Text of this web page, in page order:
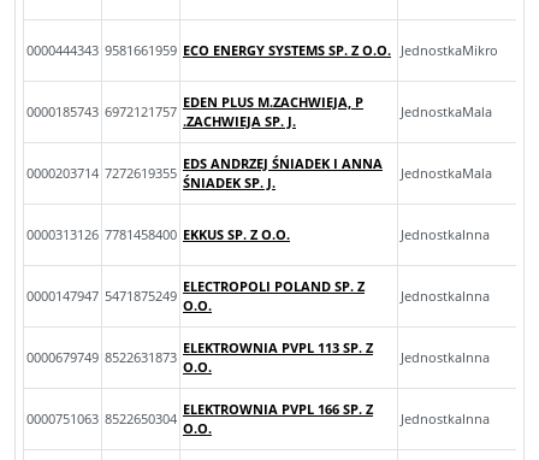
0000444343 9581661959 ECO ENERGY SYSTEMS SP. Z O.O. JednostkaMikro
0000185743 6972121757
EDEN PLUS M.ZACHWIEJA, P
.ZACHWIEJA SP. J.
JednostkaMala
0000203714 7272619355
EDS ANDRZEJ ŚNIADEK I ANNA
ŚNIADEK SP. J.
JednostkaMala
0000313126 7781458400 EKKUS SP. Z O.O. JednostkaInna
0000147947 5471875249
ELECTROPOLI POLAND SP. Z
O.O.
JednostkaInna
0000679749 8522631873
ELEKTROWNIA PVPL 113 SP. Z
O.O.
JednostkaInna
0000751063 8522650304
ELEKTROWNIA PVPL 166 SP. Z
O.O.
JednostkaInna